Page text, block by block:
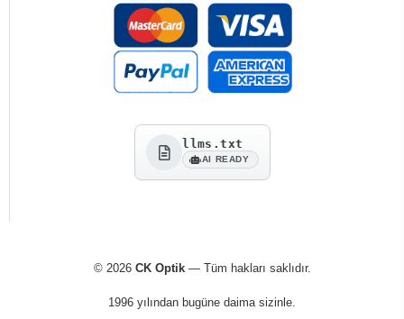
llms.txt
AI READY
© 2026 CK Optik— Tüm hakları saklıdır.
1996 yılından bugüne daima sizinle.